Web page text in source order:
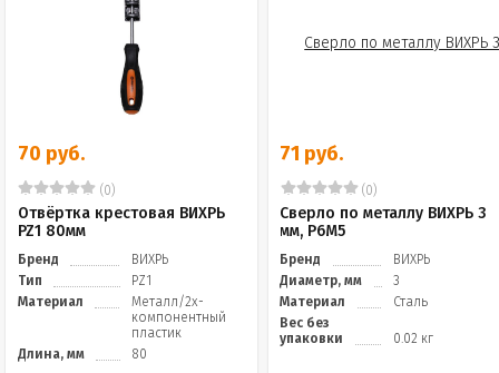
70 руб.
(0)
Отвёртка крестовая ВИХРЬ
PZ1 80мм
Бренд
ВИХРЬ
Тип
PZ1
Материал
Металл/2х-
компонентный
пластик
Длина, мм
80
71 руб.
(0)
Сверло по металлу ВИХРЬ 3
мм, P6M5
Бренд
ВИХРЬ
Диаметр, мм
3
Материал
Сталь
Вес без
упаковки
0.02 кг